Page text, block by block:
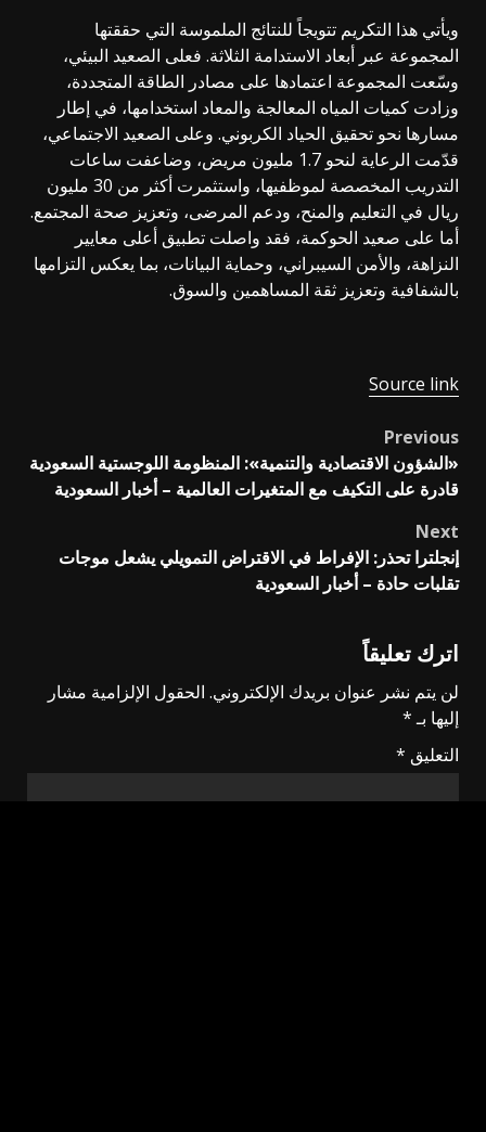
ويأتي هذا التكريم تتويجاً للنتائج الملموسة التي حققتها
المجموعة عبر أبعاد الاستدامة الثلاثة. فعلى الصعيد البيئي،
وسّعت المجموعة اعتمادها على مصادر الطاقة المتجددة،
وزادت كميات المياه المعالجة والمعاد استخدامها، في إطار
مسارها نحو تحقيق الحياد الكربوني. وعلى الصعيد الاجتماعي،
قدّمت الرعاية لنحو 1.7 مليون مريض، وضاعفت ساعات
التدريب المخصصة لموظفيها، واستثمرت أكثر من 30 مليون
ريال في التعليم والمنح، ودعم المرضى، وتعزيز صحة المجتمع.
أما على صعيد الحوكمة، فقد واصلت تطبيق أعلى معايير
النزاهة، والأمن السيبراني، وحماية البيانات، بما يعكس التزامها
بالشفافية وتعزيز ثقة المساهمين والسوق.
Source link
Post
navigation
Previous
«الشؤون الاقتصادية والتنمية»: المنظومة اللوجستية السعودية
قادرة على التكيف مع المتغيرات العالمية – أخبار السعودية
Next
إنجلترا تحذر: الإفراط في الاقتراض التمويلي يشعل موجات
تقلبات حادة – أخبار السعودية
اترك تعليقاً
لن يتم نشر عنوان بريدك الإلكتروني. الحقول الإلزامية مشار
إليها بـ*
التعليق *